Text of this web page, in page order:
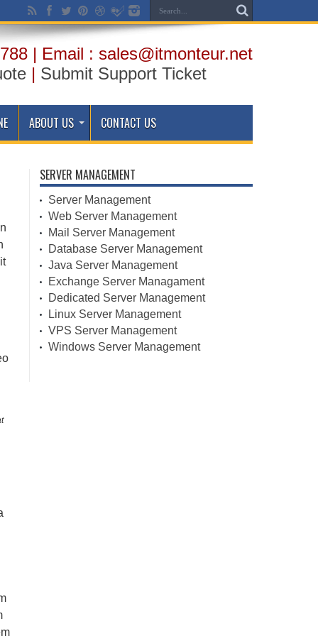
| Email : sales@itmonteur.net
| Submit Support Ticket
ABOUT US CONTACT US
SERVER MANAGEMENT
Server Management
Web Server Management
Mail Server Management
Database Server Management
Java Server Management
Exchange Server Managament
Dedicated Server Management
Linux Server Management
VPS Server Management
Windows Server Management